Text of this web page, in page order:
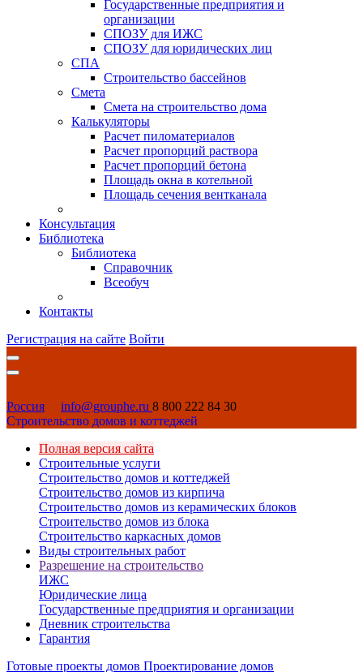
Государственные предприятия и
организации
СПОЗУ для ИЖС
СПОЗУ для юридических лиц
СПА
Строительство бассейнов
Смета
Смета на строительство дома
Калькуляторы
Расчет пиломатериалов
Расчет пропорций раствора
Расчет пропорций бетона
Площадь окна в котельной
Площадь сечения вентканала
Консультация
Библиотека
Библиотека
Справочник
Всеобуч
Контакты
Регистрация на сайте Войти
Россия info@grouphe.ru 8 800 222 84 30
Строительство домов и коттеджей
Полная версия сайта
Строительные услуги
Строительство домов и коттеджей
Строительство домов из кирпича
Строительство домов из керамических блоков
Строительство домов из блока
Строительство каркасных домов
Виды строительных работ
Разрешение на строительство
ИЖС
Юридические лица
Государственные предприятия и организации
Дневник строительства
Гарантия
Готовые проекты домов Проектирование домов